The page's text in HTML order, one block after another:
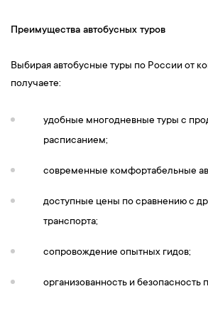
Преимущества автобусных туров
Выбирая автобусные туры по России от
получаете:
удобные многодневные туры с
расписанием;
современные комфортабельные
доступные цены по сравнению с
транспорта;
сопровождение опытных гидов;
организованность и безопасность